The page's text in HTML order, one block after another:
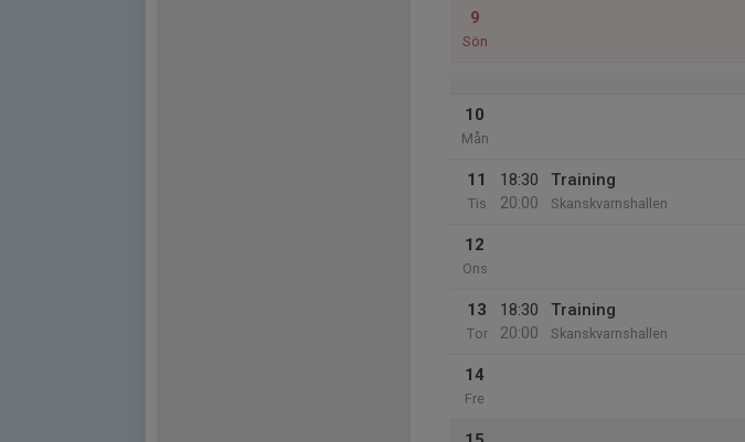
9
Sön
10
Mån
11
Tis
18:30
20:00
Training
Skanskvarnshallen
12
Ons
13
Tor
18:30
20:00
Training
Skanskvarnshallen
14
Fre